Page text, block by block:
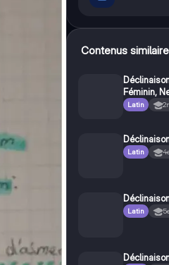
Contenus
Féminin,
Latin
Latin
Latin